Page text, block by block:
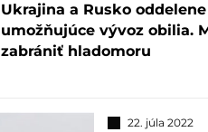
Ukrajina a Rusko
umožňujúce vývoz obilia.
zabrániť hladomoru
22. júla 2022